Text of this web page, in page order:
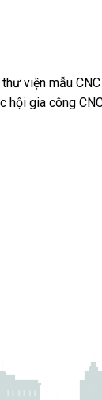
viện mẫu
hội gia công